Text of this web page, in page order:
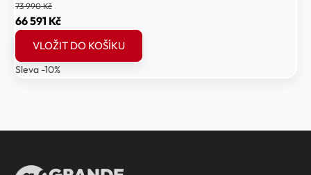
73 990Kč
Původní
cena
byla:
73
66 591 KčAktuální
VLOŽIT DO KOŠÍKU
Sleva -10%